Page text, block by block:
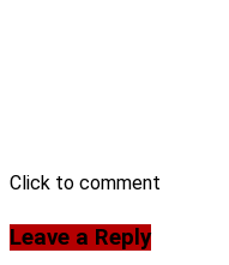
Click to comment
Leave a Reply